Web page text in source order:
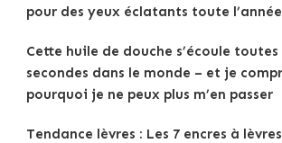
pour des yeux éclatants toute l’année
Cette huile de douche s’écoule toutes
secondes dans le monde – et je
pourquoi je ne peux plus m’en passer
Tendance lèvres : Les 7 encres à